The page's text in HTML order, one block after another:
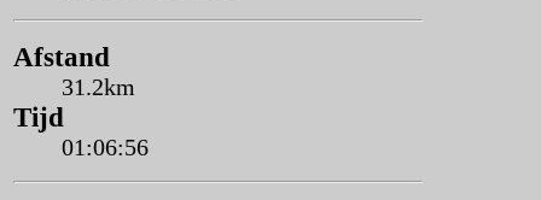
Afstand
31.2km
Tijd
01:06:56